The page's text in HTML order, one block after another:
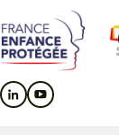
au
contenu
principal
au
menu
principal
au
pied
de